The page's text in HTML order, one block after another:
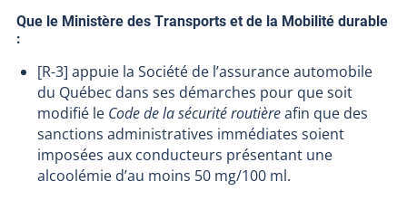
Que le Ministère des Transports et de la Mobilité durable
:
[R-3] appuie la Société de l’assurance automobile
du Québec dans ses démarches pour que soit
modifié le Code de la sécurité routièreafin que des
sanctions administratives immédiates soient
imposées aux conducteurs présentant une
alcoolémie d’au moins 50 mg/100 ml.